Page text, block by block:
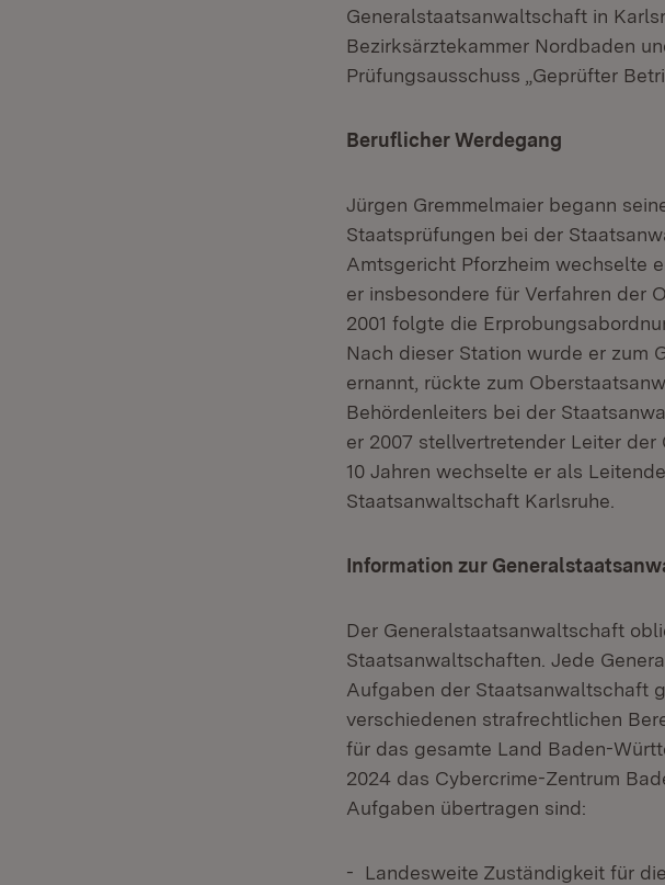
Generalstaatsanwaltschaft in
Bezirksärztekammer Nordbaden
Prüfungsausschuss „Geprüfter
Beruflicher Werdegang
Jürgen Gremmelmaier begann
Staatsprüfungen bei der
Amtsgericht Pforzheim wechselte
er insbesondere für Verfahren der
2001 folgte die
Nach dieser Station wurde er zum
ernannt, rückte zum
Behördenleiters bei der
er 2007 stellvertretender Leiter
10 Jahren wechselte er als
Staatsanwaltschaft Karlsruhe.
Information zur
Der Generalstaatsanwaltschaft
Staatsanwaltschaften. Jede
Aufgaben der Staatsanwaltschaft
verschiedenen strafrechtlichen
für das gesamte Land Baden-
2024 das Cybercrime-Zentrum
Aufgaben übertragen sind:
- Landesweite Zuständigkeit für